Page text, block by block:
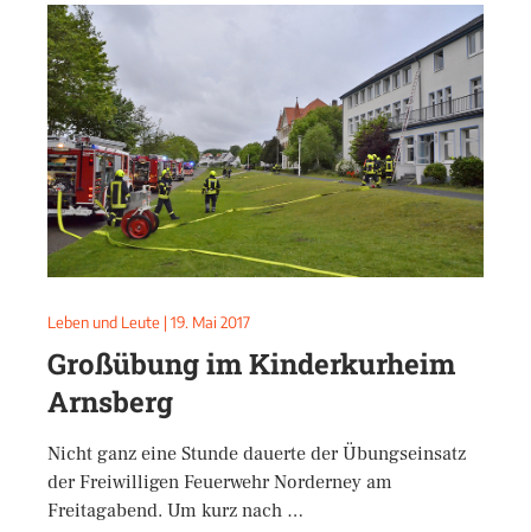
Leben und Leute | 19. Mai 2017
Großübung im Kinderkurheim
Arnsberg
Nicht ganz eine Stunde dauerte der Übungseinsatz
der Freiwilligen Feuerwehr Norderney am
Freitagabend. Um kurz nach …